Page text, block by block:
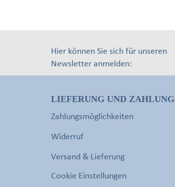
Hier können Sie sich für unseren
Newsletter anmelden:
LIEFERUNG UND ZAHLUNG
Zahlungsmöglichkeiten
Widerruf
Versand & Lieferung
Cookie Einstellungen